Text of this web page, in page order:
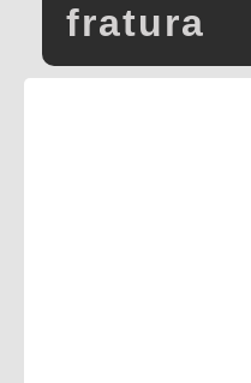
fratura